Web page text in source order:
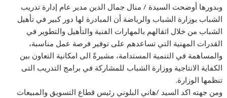
وبدورها أوضحت السيدة / منال جمال الدين مدير عام إدارة تدريب
الشباب بوزارة الشباب والرياضة أن المبادرة لها دور كبير في تأهيل
الشباب من خلال اثقالهم بالمهارات الفنية والتأهيل والتطوير في
القدرات المهنية التي تساعدهم على توفير فرصة عمل مناسبة،
والمساهمة في التنمية المستدامة، مشيرةً الى امكانية التعاون بين
الكفاية الانتاجية ووزارة الشباب للمشاركة في برامج التدريب التى
تنظمها الوزارة.
ومن جهته اكد السيد /هاني البلوني رئيس قطاع التسويق والمبيعات